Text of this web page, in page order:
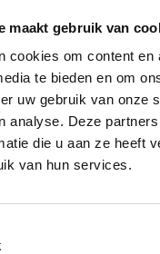
maakt gebruik van
cookies om content
te bieden en om
uw gebruik van onze
analyse. Deze
die u aan ze heeft
van hun services.
2026
02-2026
03-2026
03-2026